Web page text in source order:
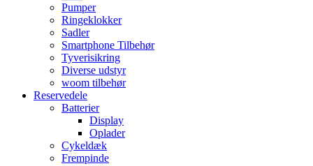
Pumper
Ringeklokker
Sadler
Smartphone Tilbehør
Tyverisikring
Diverse udstyr
woom tilbehør
Reservedele
Batterier
Display
Oplader
Cykeldæk
Frempinde